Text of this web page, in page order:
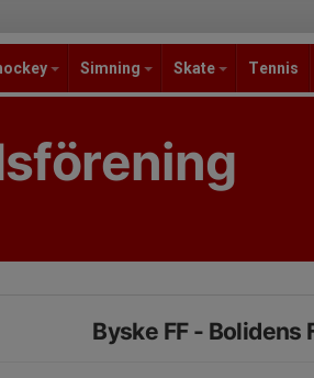
Simning Skate Tennis
Byske FF - Bolidens